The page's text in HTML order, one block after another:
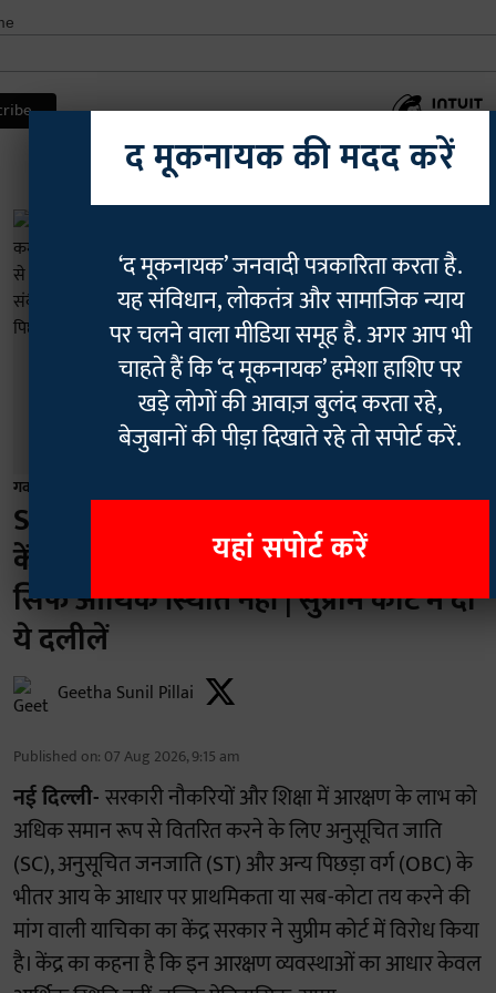
गवर्नेंस
SC/ST में ‘क्रीमी लेयर’ लागू करने को लेकर
केंद्र का विरोध, कहा- आरक्षण का आधार
सिर्फ आर्थिक स्थिति नहीं | सुप्रीम कोर्ट में दी
ये दलीलें
Geetha Sunil Pillai
Published on: 07 Aug 2026, 9:15 am
नई दिल्ली-सरकारी नौकरियों और शिक्षा में आरक्षण के लाभ को
अधिक समान रूप से वितरित करने के लिए अनुसूचित जाति
(SC), अनुसूचित जनजाति (ST) और अन्य पिछड़ा वर्ग (OBC) के
भीतर आय के आधार पर प्राथमिकता या सब-कोटा तय करने की
मांग वाली याचिका का केंद्र सरकार ने सुप्रीम कोर्ट में विरोध किया
है। केंद्र का कहना है कि इन आरक्षण व्यवस्थाओं का आधार केवल
द मूकनायक की मदद करें
‘द मूकनायक’ जनवादी पत्रकारिता करता है.
यह संविधान, लोकतंत्र और सामाजिक न्याय
पर चलने वाला मीडिया समूह है. अगर आप भी
चाहते हैं कि ‘द मूकनायक’ हमेशा हाशिए पर
खड़े लोगों की आवाज़ बुलंद करता रहे,
बेजुबानों की पीड़ा दिखाते रहे तो सपोर्ट करें.
यहां सपोर्ट करें